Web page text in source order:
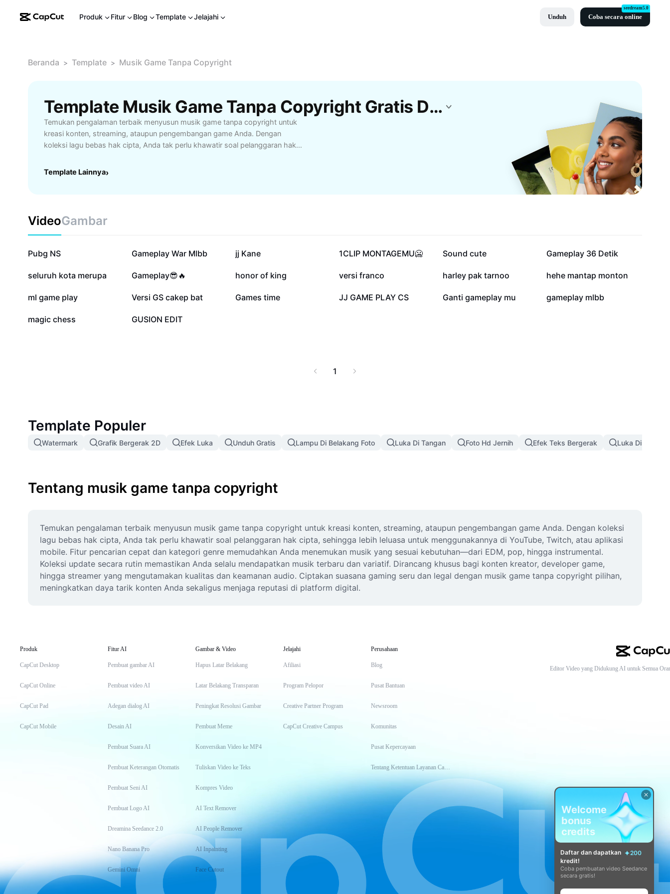
Produk Fitur Blog Template Jelajahi Unduh Coba secara online
seedream5.0
Beranda > Template > Musik Game Tanpa Copyright
Template Musik Game Tanpa Copyright Gratis Dari CapCut
Temukan pengalaman terbaik menyusun musik game tanpa copyright untuk
kreasi konten, streaming, ataupun pengembangan game Anda. Dengan
koleksi lagu bebas hak cipta, Anda tak perlu khawatir soal pelanggaran hak
atau aplikasi mobile. Fitur pencarian cepat dan kategori genre memudahkan
kreator, developer game, hingga streamer yang mengutamakan kualitas dan
keamanan audio. Ciptakan suasana gaming seru dan legal dengan musik
game tanpa copyright pilihan, meningkatkan daya tarik konten Anda
sekaligus menjaga reputasi di platform digital.
Template Lainnya›
VideoGambar
64,2 rb
Pubg NS 53,5 rb
Gameplay War Mlbb 36,2 rb
jj Kane 35,2 rb
1CLIP MONTAGEMU🥶 22,1 rb
Sound cute 21,1 rb
Gameplay 36 Detik
10,3 rb
seluruh kota merupa 10,1 rb
Gameplay😎🔥 6,7 rb
honor of king 6,1 rb
versi franco 5,9 rb
harley pak tarnoo 4,9 rb
hehe mantap monton
4,4 rb
ml game play 3,9 rb
Versi GS cakep bat 3,9 rb
Games time 3,2 rb
JJ GAME PLAY CS 2,9 rb
Ganti gameplay mu 677
gameplay mlbb
403
magic chess 34
GUSION EDIT
1
Template Populer
Watermark Grafik Bergerak 2D Efek Luka Unduh Gratis Lampu Di Belakang Foto Luka Di Tangan Foto Hd Jernih Efek Teks Bergerak Luka Di Wajah
Tentang musik game tanpa copyright
Temukan pengalaman terbaik menyusun musik game tanpa copyright untuk kreasi konten, streaming, ataupun pengembangan game Anda. Dengan koleksi
lagu bebas hak cipta, Anda tak perlu khawatir soal pelanggaran hak cipta, sehingga lebih leluasa untuk menggunakannya di YouTube, Twitch, atau aplikasi
mobile. Fitur pencarian cepat dan kategori genre memudahkan Anda menemukan musik yang sesuai kebutuhan—dari EDM, pop, hingga instrumental.
Koleksi update secara rutin memastikan Anda selalu mendapatkan musik terbaru dan variatif. Dirancang khusus bagi konten kreator, developer game,
hingga streamer yang mengutamakan kualitas dan keamanan audio. Ciptakan suasana gaming seru dan legal dengan musik game tanpa copyright pilihan,
meningkatkan daya tarik konten Anda sekaligus menjaga reputasi di platform digital.
Produk
CapCut Desktop
CapCut Online
CapCut Pad
CapCut Mobile
Fitur AI
Pembuat gambar AI
Pembuat video AI
Adegan dialog AI
Desain AI
Pembuat Suara AI
Pembuat Keterangan Otomatis
Pembuat Seni AI
Pembuat Logo AI
Dreamina Seedance 2.0
Nano Banana Pro
Gemini Omni
Gambar & Video
Hapus Latar Belakang
Latar Belakang Transparan
Peningkat Resolusi Gambar
Pembuat Meme
Konversikan Video ke MP4
Tuliskan Video ke Teks
Kompres Video
AI Text Remover
AI People Remover
AI Inpainting
Face Cutout
Jelajahi
Afiliasi
Program Pelopor
Creative Partner Program
CapCut Creative Campus
Perusahaan
Blog
Pusat Bantuan
Newsroom
Komunitas
Pusat Kepercayaan
Tentang Ketentuan Layanan CapCut
Editor Video yang Didukung AI untuk Semua
Welcome
bonus
credits
Daftar dan dapatkan
200
kredit!
Coba pembuatan video Seedance
secara gratis!